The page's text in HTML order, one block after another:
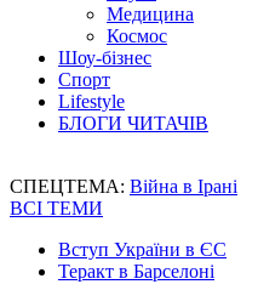
Медицина
Космос
Шоу-бізнес
Спорт
Lifestyle
БЛОГИ ЧИТАЧІВ
СПЕЦТЕМА: Війна в Ірані
ВСІ ТЕМИ
Вступ України в ЄС
Теракт в Барселоні